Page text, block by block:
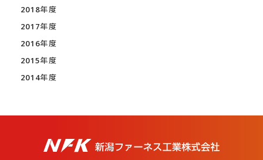
2018年度
2017年度
2016年度
2015年度
2014年度